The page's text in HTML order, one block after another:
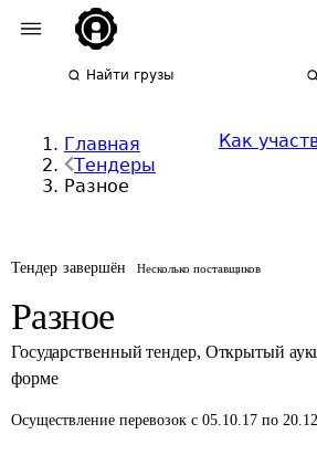
Найти грузы
Главная
Тендеры
Разное
Как
Тендер завершён Несколько поставщиков
Разное
Государственный тендер, Открытый
форме
Осуществление перевозок с 05.10.17 по